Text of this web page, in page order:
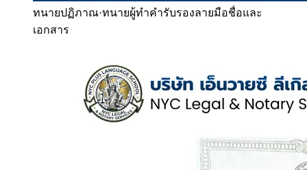
ทนายปฏิภาณ·ทนายผู้ทำคำรับรองลายมือชื่อและ
เอกสาร